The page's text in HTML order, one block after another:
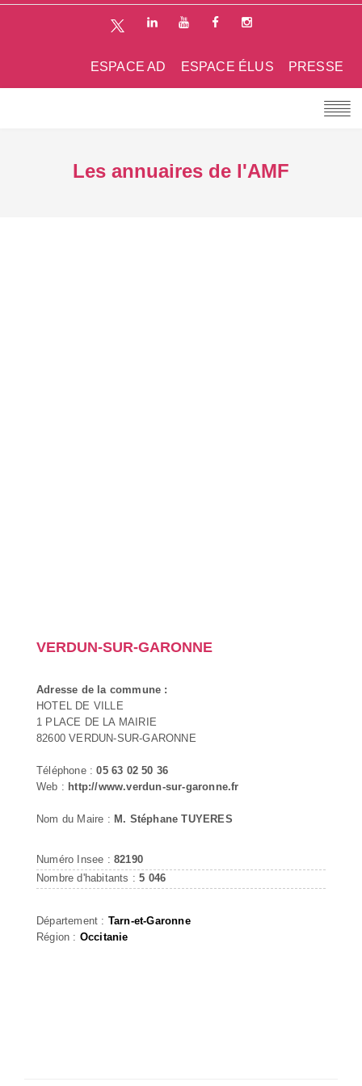
PRESSE
ESPACE ÉLUS
ESPACE AD
Les annuaires de l'AMF
VERDUN-SUR-GARONNE
Adresse de la commune :
HOTEL DE VILLE
1 PLACE DE LA MAIRIE
82600 VERDUN-SUR-GARONNE
Téléphone :05 63 02 50 36
Web : http://www.verdun-sur-garonne.fr
Nom du Maire : M. Stéphane TUYERES
Numéro Insee : 82190
Nombre d'habitants :5 046
Département : Tarn-et-Garonne
Région : Occitanie